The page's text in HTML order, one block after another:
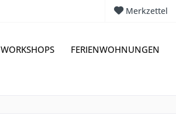
Merkzettel
WORKSHOPS FERIENWOHNUNGEN